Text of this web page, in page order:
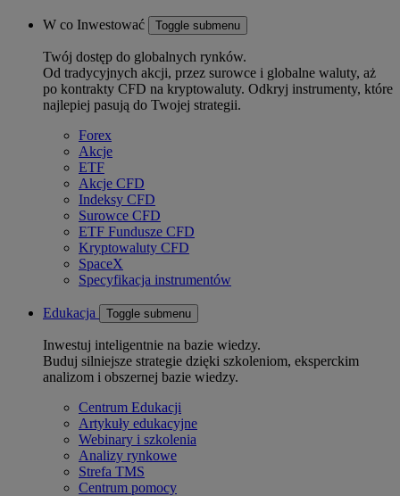
W co Inwestować Toggle submenu
Twój dostęp do globalnych rynków.
Od tradycyjnych akcji, przez surowce i globalne waluty, aż
po kontrakty CFD na kryptowaluty. Odkryj instrumenty, które
najlepiej pasują do Twojej strategii.
Forex
Akcje
ETF
Akcje CFD
Indeksy CFD
Surowce CFD
ETF Fundusze CFD
Kryptowaluty CFD
SpaceX
Specyfikacja instrumentów
Edukacja Toggle submenu
Inwestuj inteligentnie na bazie wiedzy.
Buduj silniejsze strategie dzięki szkoleniom, eksperckim
analizom i obszernej bazie wiedzy.
Centrum Edukacji
Artykuły edukacyjne
Webinary i szkolenia
Analizy rynkowe
Strefa TMS
Centrum pomocy